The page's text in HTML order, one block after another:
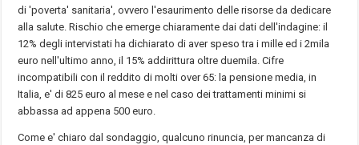
di 'poverta' sanitaria', ovvero l'esaurimento delle risorse da dedicare
alla salute. Rischio che emerge chiaramente dai dati dell'indagine: il
12% degli intervistati ha dichiarato di aver speso tra i mille ed i 2mila
euro nell'ultimo anno, il 15% addirittura oltre duemila. Cifre
incompatibili con il reddito di molti over 65: la pensione media, in
Italia, e' di 825 euro al mese e nel caso dei trattamenti minimi si
abbassa ad appena 500 euro.
Come e' chiaro dal sondaggio, qualcuno rinuncia, per mancanza di